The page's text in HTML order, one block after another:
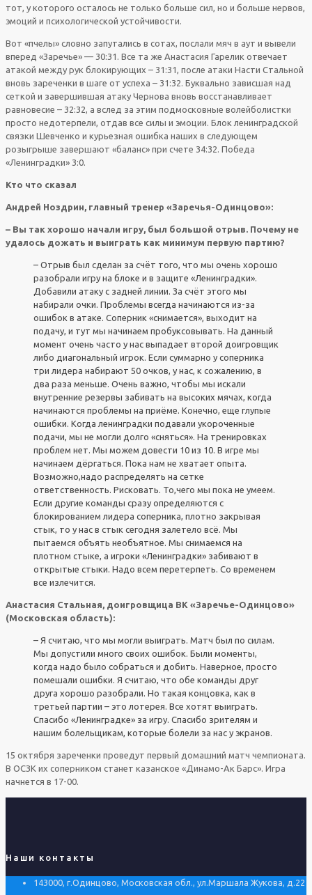
тот, у которого осталось не только больше сил, но и больше нервов,
эмоций и психологической устойчивости.
Вот «пчелы» словно запутались в сотах, послали мяч в аут и вывели
вперед «Заречье» — 30:31. Все та же Анастасия Гарелик отвечает
атакой между рук блокирующих – 31:31, после атаки Насти Стальной
вновь зареченки в шаге от успеха – 31:32. Буквально зависшая над
сеткой и завершившая атаку Чернова вновь восстанавливает
равновесие – 32:32, а вслед за этим подмосковные волейболистки
просто недотерпели, отдав все силы и эмоции. Блок ленинградской
связки Шевченко и курьезная ошибка наших в следующем
розыгрыше завершают «баланс» при счете 34:32. Победа
«Ленинградки» 3:0.
Кто что сказал
Андрей Ноздрин, главный тренер «Заречья-Одинцово»:
– Вы так хорошо начали игру, был большой отрыв. Почему не
удалось дожать и выиграть как минимум первую партию?
– Отрыв был сделан за счёт того, что мы очень хорошо
разобрали игру на блоке и в защите «Ленинградки».
Добавили атаку с задней линии. За счёт этого мы
набирали очки. Проблемы всегда начинаются из-за
ошибок в атаке. Соперник «снимается», выходит на
подачу, и тут мы начинаем пробуксовывать. На данный
момент очень часто у нас выпадает второй доигровщик
либо диагональный игрок. Если суммарно у соперника
три лидера набирают 50 очков, у нас, к сожалению, в
два раза меньше. Очень важно, чтобы мы искали
внутренние резервы забивать на высоких мячах, когда
начинаются проблемы на приёме. Конечно, еще глупые
ошибки. Когда ленинградки подавали укороченные
подачи, мы не могли долго «сняться». На тренировках
проблем нет. Мы можем довести 10 из 10. В игре мы
начинаем дёргаться. Пока нам не хватает опыта.
Возможно,надо распределять на сетке
ответственность. Рисковать. То,чего мы пока не умеем.
Если другие команды сразу определяются с
блокированием лидера соперника, плотно закрывая
стык, то у нас в стык сегодня залетело всё. Мы
пытаемся объять необъятное. Мы снимаемся на
плотном стыке, а игроки «Ленинградки» забивают в
открытые стыки. Надо всем перетерпеть. Со временем
все излечится.
Анастасия Стальная, доигровщица ВК «Заречье-Одинцово»
(Московская область):
– Я считаю, что мы могли выиграть. Матч был по силам.
Мы допустили много своих ошибок. Были моменты,
когда надо было собраться и добить. Наверное, просто
помешали ошибки. Я считаю, что обе команды друг
друга хорошо разобрали. Но такая концовка, как в
третьей партии – это лотерея. Все хотят выиграть.
Спасибо «Ленинградке» за игру. Спасибо зрителям и
нашим болельщикам, которые болели за нас у экранов.
15 октября зареченки проведут первый домашний матч чемпионата.
В ОСЗК их соперником станет казанское «Динамо-Ак Барс». Игра
начнется в 17-00.
Наши контакты
143000, г.Одинцово, Московская обл., ул.Маршала Жукова, д.22